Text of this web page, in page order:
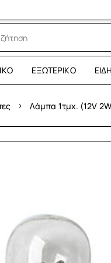
ΕΞΩΤΕΡΙΚΌ
› Λάμπα 1τμχ. (12V